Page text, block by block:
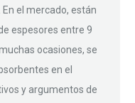
el mercado, están
espesores entre 9
ocasiones, se
en el
y argumentos de